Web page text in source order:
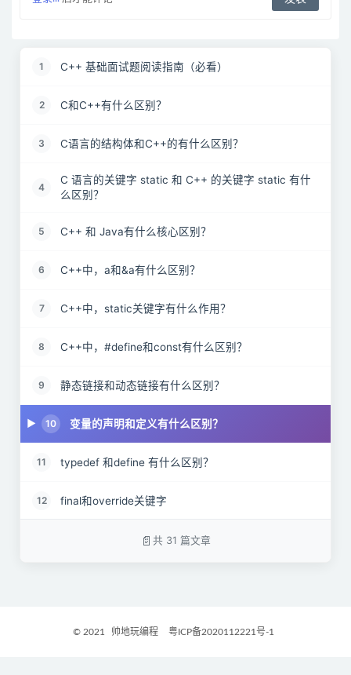
1 C++ 基础面试题阅读指南（必看）
2 C和C++有什么区别？
3 C语言的结构体和C++的有什么区别？
4
C 语言的关键字 static 和 C++ 的关键字 static 有什
么区别？
5 C++ 和 Java有什么核心区别？
6 C++中，a和&a有什么区别？
7 C++中，static关键字有什么作用？
8 C++中，#define和const有什么区别？
9 静态链接和动态链接有什么区别？
10 变量的声明和定义有什么区别？
11 typedef 和define 有什么区别？
12 final和override关键字
宏定义和函数有何区别？共 31 篇文章
© 2021 帅地玩编程 粤ICP备2020112221号-1